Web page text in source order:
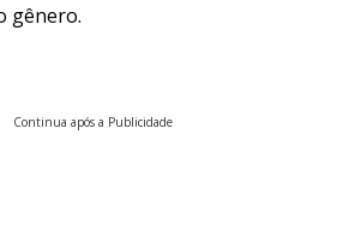
gênero.
Continua após a Publicidade